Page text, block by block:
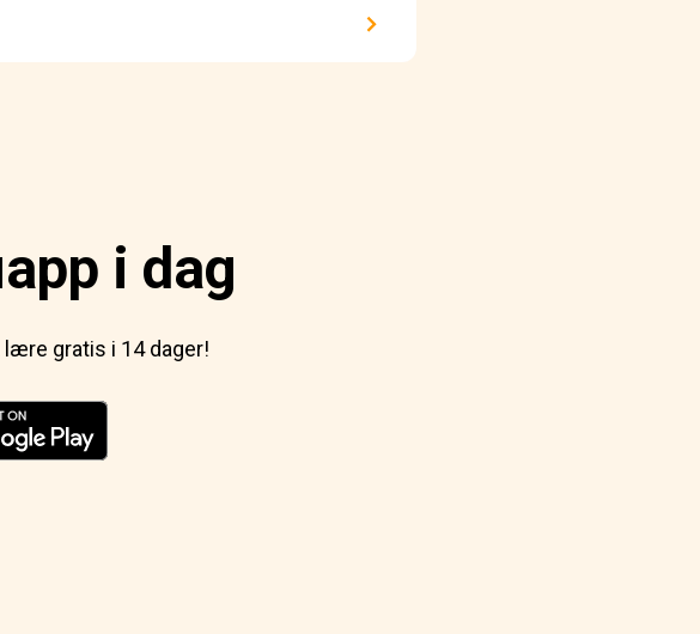
i dag
lære gratis i 14 dager!